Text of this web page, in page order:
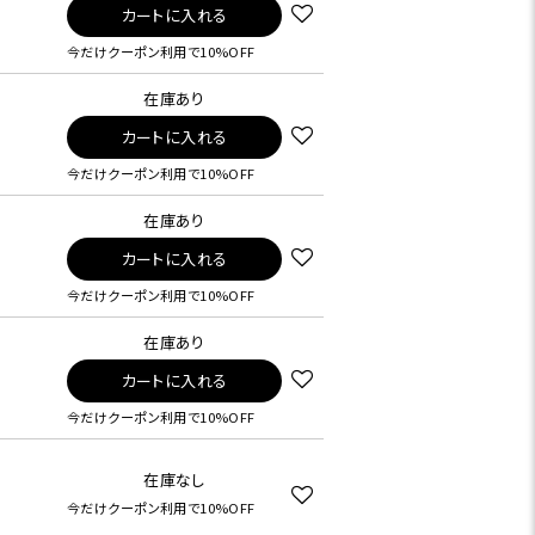
カートに入れる
今だけクーポン利用で10%OFF
在庫あり
カートに入れる
今だけクーポン利用で10%OFF
在庫あり
カートに入れる
今だけクーポン利用で10%OFF
在庫あり
カートに入れる
今だけクーポン利用で10%OFF
在庫なし
今だけクーポン利用で10%OFF